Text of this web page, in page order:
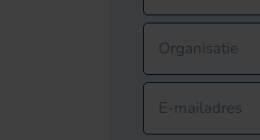
Organisatie
E-mailadres